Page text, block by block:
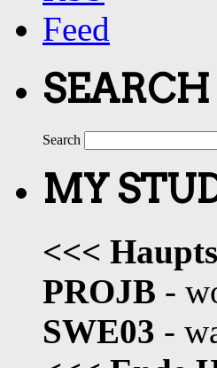
SEARCH
Search
MY
<<<
PROJB -
SWE03 -